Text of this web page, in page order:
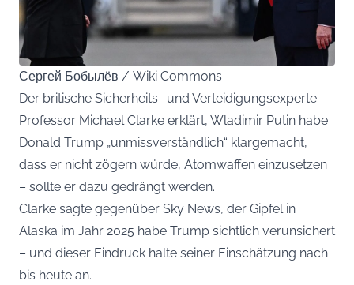
Сергей Бобылёв / Wiki Commons
Der britische Sicherheits- und Verteidigungsexperte
Professor Michael Clarke erklärt, Wladimir Putin habe
Donald Trump „unmissverständlich“ klargemacht,
dass er nicht zögern würde, Atomwaffen einzusetzen
– sollte er dazu gedrängt werden.
Clarke sagte gegenüber Sky News, der Gipfel in
Alaska im Jahr 2025 habe Trump sichtlich verunsichert
– und dieser Eindruck halte seiner Einschätzung nach
bis heute an.